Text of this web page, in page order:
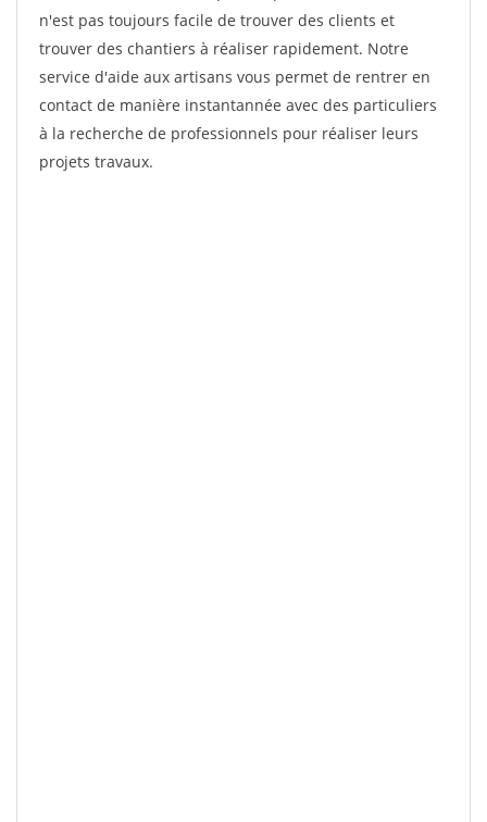
n'est pas toujours facile de trouver des clients et
trouver des chantiers à réaliser rapidement. Notre
service d'aide aux artisans vous permet de rentrer en
contact de manière instantannée avec des particuliers
à la recherche de professionnels pour réaliser leurs
projets travaux.